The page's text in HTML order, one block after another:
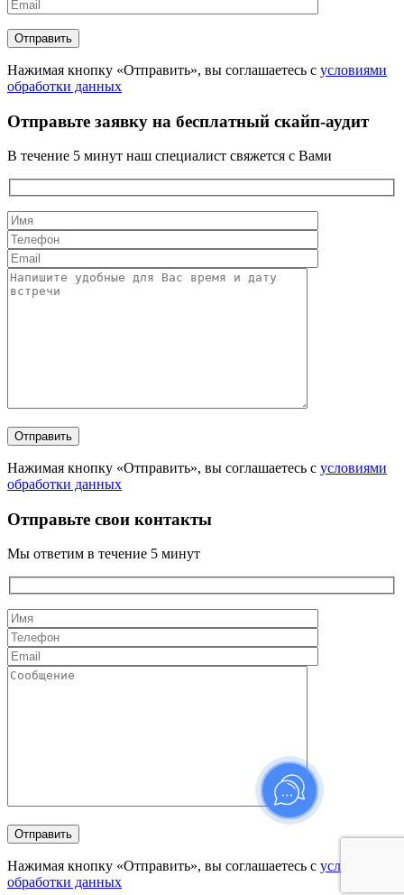
Нажимая кнопку «Отправить», вы соглашаетесь с условиями
обработки данных
Отправьте заявку на бесплатный скайп-аудит
В течение 5 минут наш специалист свяжется с Вами
Нажимая кнопку «Отправить», вы соглашаетесь с условиями
обработки данных
Отправьте свои контакты
Мы ответим в течение 5 минут
Нажимая кнопку «Отправить», вы соглашаетесь с условиями
обработки данных